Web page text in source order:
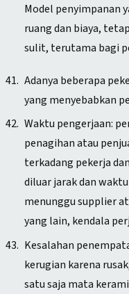
Model penyimpanan
ruang dan biaya,
sulit, terutama bagi
Adanya beberapa
yang menyebabkan
Waktu pengerjaan:
penagihan atau
terkadang pekerja
diluar jarak dan
menunggu supplier
yang lain, kendala
Kesalahan
kerugian karena
satu saja mata